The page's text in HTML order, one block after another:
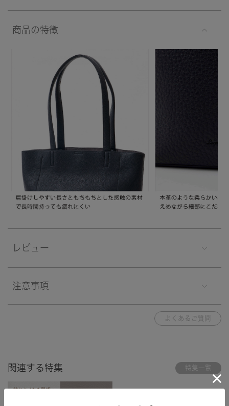
商品の特徴
レビュー
注意事項
よくあるご質問
関連する特集 特集一覧